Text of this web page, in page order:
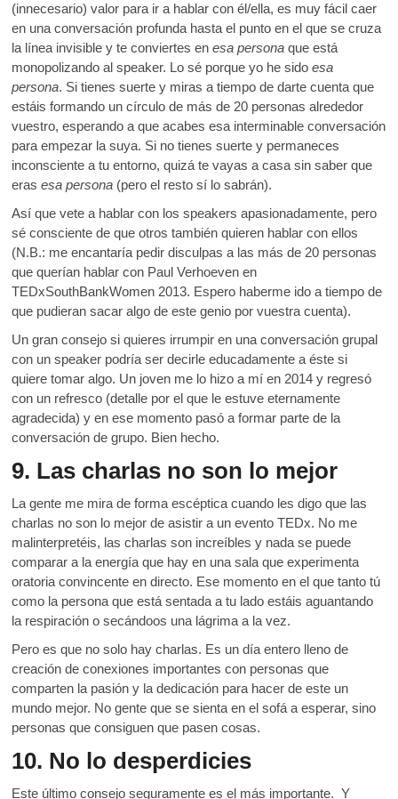
(innecesario) valor para ir a hablar con él/ella, es muy fácil caer
en una conversación profunda hasta el punto en el que se cruza
la línea invisible y te conviertes enesa persona que está
monopolizando al speaker. Lo sé porque yo he sidoesa
persona. Si tienes suerte y miras a tiempo de darte cuenta que
estáis formando un círculo de más de 20 personas alrededor
vuestro, esperando a que acabes esa interminable conversación
para empezar la suya. Si no tienes suerte y permaneces
inconsciente a tu entorno, quizá te vayas a casa sin saber que
erasesa persona (pero el resto sí lo sabrán).
Así que vete a hablar con los speakers apasionadamente, pero
sé consciente de que otros también quieren hablar con ellos
(N.B.: me encantaría pedir disculpas a las más de 20 personas
que querían hablar con Paul Verhoeven en
TEDxSouthBankWomen 2013. Espero haberme ido a tiempo de
que pudieran sacar algo de este genio por vuestra cuenta).
Un gran consejo si quieres irrumpir en una conversación grupal
con un speaker podría ser decirle educadamente a éste si
quiere tomar algo. Un joven me lo hizo a mí en 2014 y regresó
con un refresco (detalle por el que le estuve eternamente
agradecida) y en ese momento pasó a formar parte de la
conversación de grupo. Bien hecho.
9. Las charlas no son lo mejor
La gente me mira de forma escéptica cuando les digo que las
charlas no son lo mejor de asistir a un evento TEDx. No me
malinterpretéis, las charlas son increíbles y nada se puede
comparar a la energía que hay en una sala que experimenta
oratoria convincente en directo. Ese momento en el que tanto tú
como la persona que está sentada a tu lado estáis aguantando
la respiración o secándoos una lágrima a la vez.
Pero es que no solo hay charlas. Es un día entero lleno de
creación de conexiones importantes con personas que
comparten la pasión y la dedicación para hacer de este un
mundo mejor. No gente que se sienta en el sofá a esperar, sino
personas que consiguen que pasen cosas.
10. No lo desperdicies
Este último consejo seguramente es el más importante. Y